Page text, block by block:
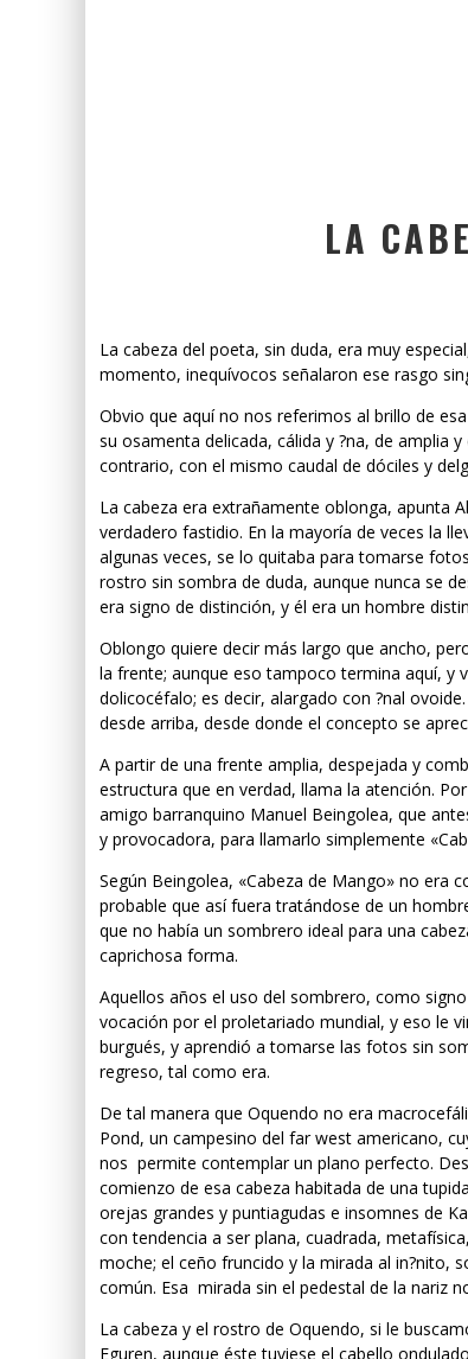
LA
La cabeza del poeta, sin duda, era muy
momento, inequívocos señalaron ese rasgo
Obvio que aquí no nos referimos al brillo de
su osamenta delicada, cálida y ?na, de amplia
contrario, con el mismo caudal de dóciles y
La cabeza era extrañamente oblonga, apunta
verdadero fastidio. En la mayoría de veces la
algunas veces, se lo quitaba para tomarse
rostro sin sombra de duda, aunque nunca se
era signo de distinción, y él era un hombre
Oblongo quiere decir más largo que ancho,
la frente; aunque eso tampoco termina aquí, y
dolicocéfalo; es decir, alargado con ?nal
desde arriba, desde donde el concepto se
A partir de una frente amplia, despejada y
estructura que en verdad, llama la atención.
amigo barranquino Manuel Beingolea, que
y provocadora, para llamarlo simplemente
Según Beingolea, «Cabeza de Mango» no era
probable que así fuera tratándose de un
que no había un sombrero ideal para una
caprichosa forma.
Aquellos años el uso del sombrero, como
vocación por el proletariado mundial, y eso le
burgués, y aprendió a tomarse las fotos sin
regreso, tal como era.
De tal manera que Oquendo no era
Pond, un campesino del far west americano,
nos permite contemplar un plano perfecto.
comienzo de esa cabeza habitada de una
orejas grandes y puntiagudas e insomnes de
con tendencia a ser plana, cuadrada,
moche; el ceño fruncido y la mirada al in?nito,
común. Esa mirada sin el pedestal de la nariz
La cabeza y el rostro de Oquendo, si le
Eguren, aunque éste tuviese el cabello